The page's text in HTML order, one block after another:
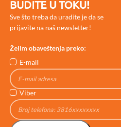
BUDITE U TOKU!
Sve što treba da uradite je da se
prijavite na naš newsletter!
Želim obaveštenja preko:
E-mail
Viber